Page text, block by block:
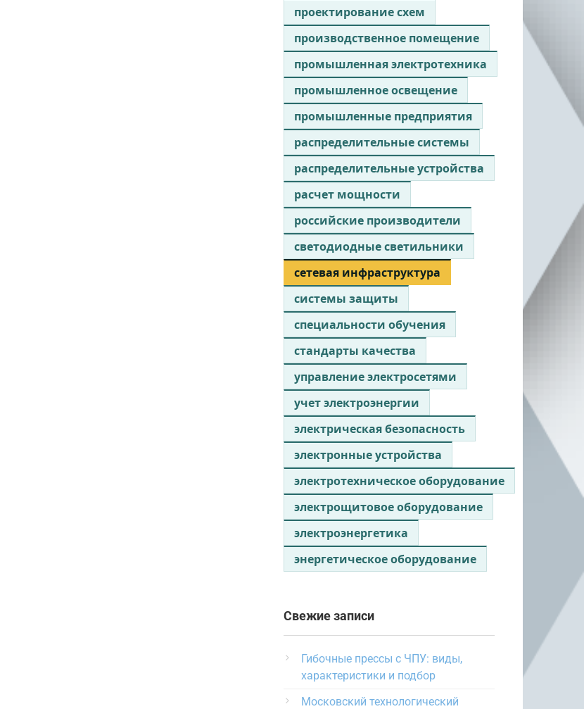
проектирование схем
производственное помещение
промышленная электротехника
промышленное освещение
промышленные предприятия
распределительные системы
распределительные устройства
расчет мощности
российские производители
светодиодные светильники
сетевая инфраструктура
системы защиты
специальности обучения
стандарты качества
управление электросетями
учет электроэнергии
электрическая безопасность
электронные устройства
электротехническое оборудование
электрощитовое оборудование
электроэнергетика
энергетическое оборудование
Свежие записи
Гибочные прессы с ЧПУ: виды,
характеристики и подбор
Московский технологический